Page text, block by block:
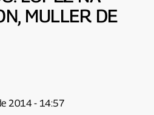
MULLER DE
2014 - 14:57